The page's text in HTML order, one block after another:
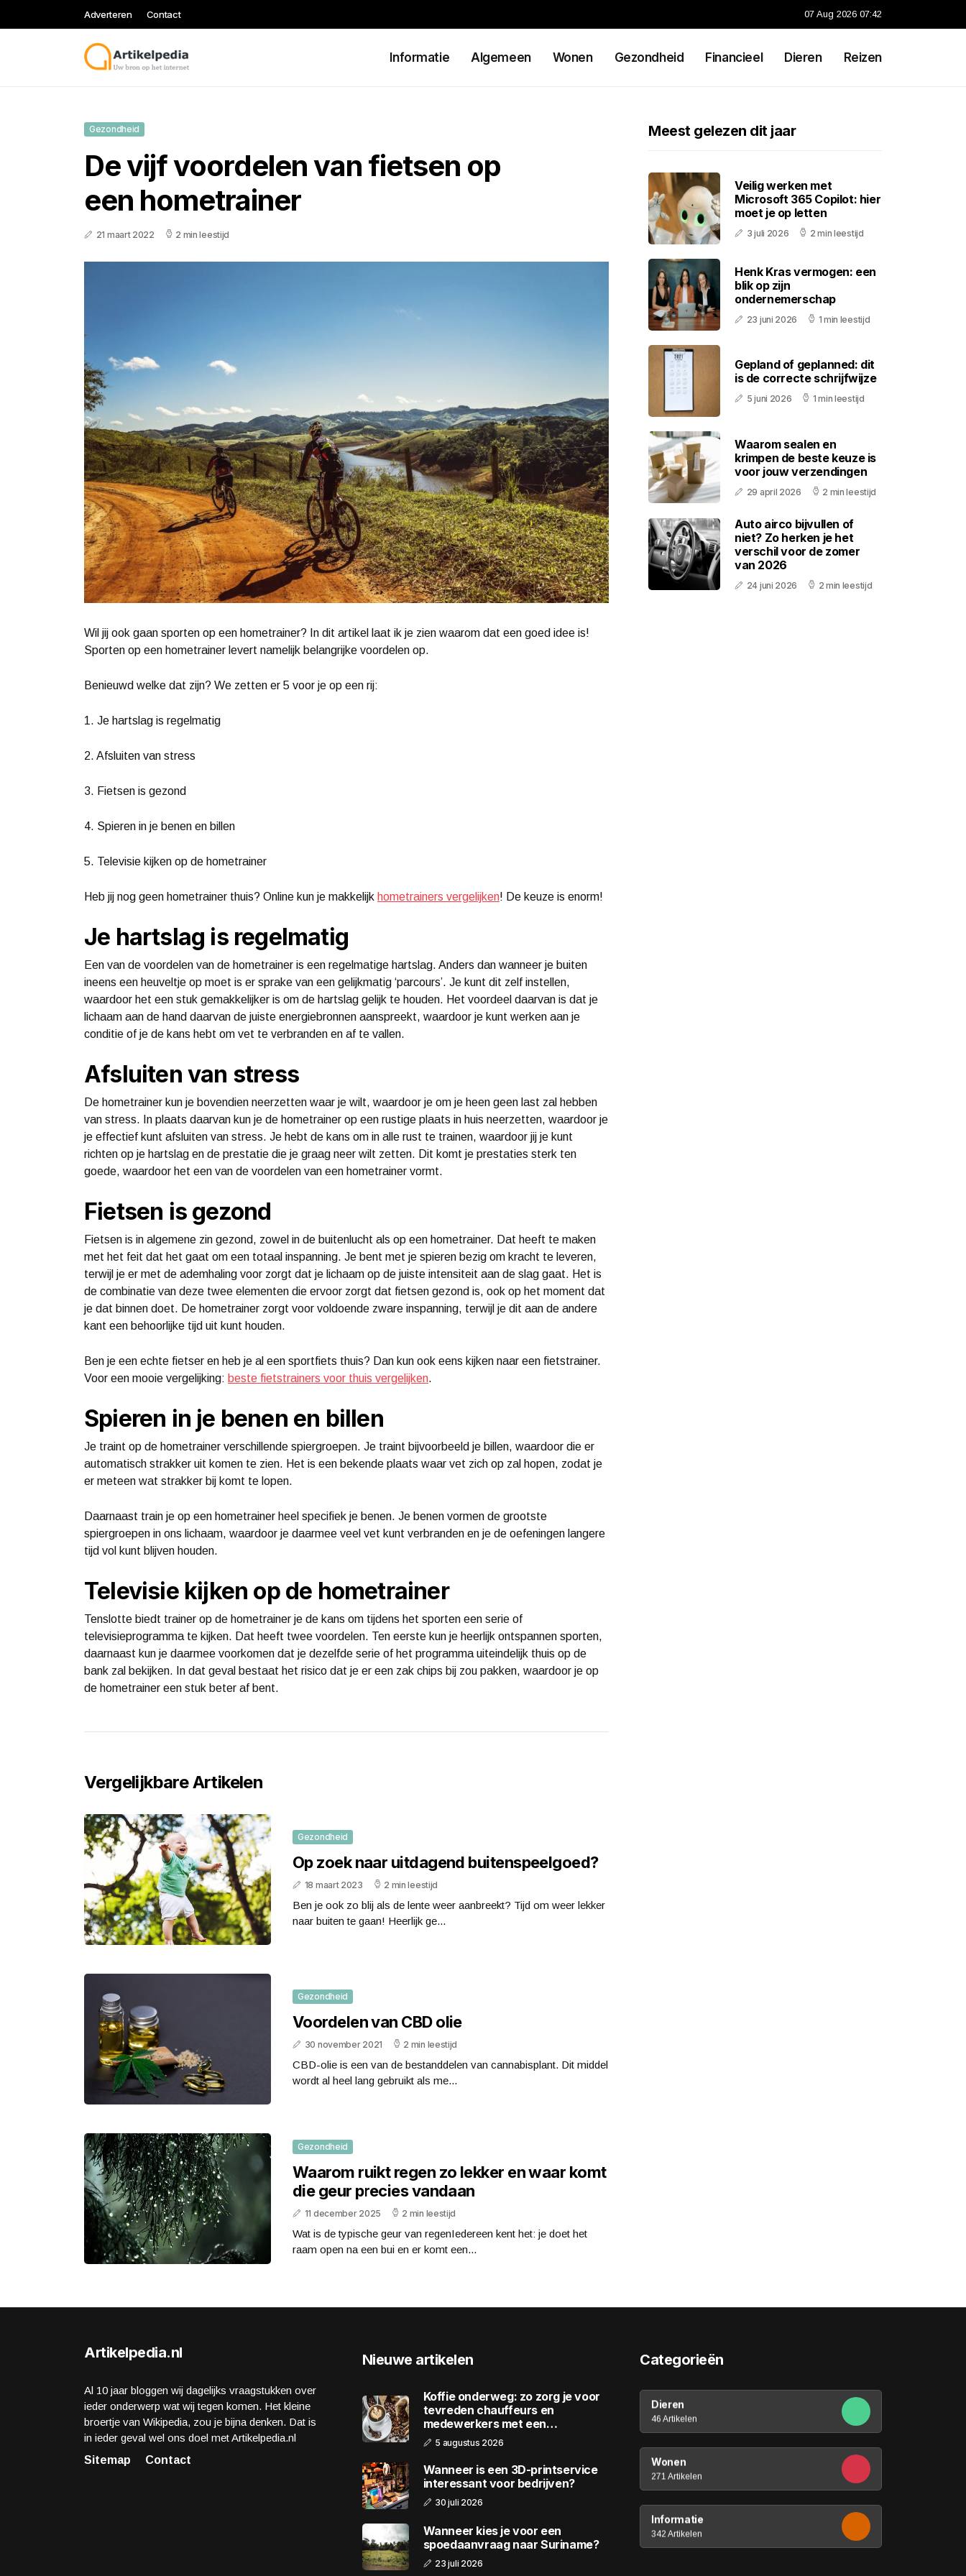
Adverteren Contact 07 Aug 2026 07:42
Informatie Algemeen Wonen Gezondheid Financieel Dieren Reizen
Gezondheid
De vijf voordelen van fietsen op
een hometrainer
21 maart 2022 2 min leestijd
Wil jij ook gaan sporten op een hometrainer? In dit artikel laat ik je zien waarom dat een goed idee is!
Sporten op een hometrainer levert namelijk belangrijke voordelen op.
Benieuwd welke dat zijn? We zetten er 5 voor je op een rij:
1. Je hartslag is regelmatig
2. Afsluiten van stress
3. Fietsen is gezond
4. Spieren in je benen en billen
5. Televisie kijken op de hometrainer
Heb jij nog geen hometrainer thuis? Online kun je makkelijk hometrainers vergelijken! De keuze is enorm!
Je hartslag is regelmatig
Een van de voordelen van de hometrainer is een regelmatige hartslag. Anders dan wanneer je buiten
ineens een heuveltje op moet is er sprake van een gelijkmatig ‘parcours’. Je kunt dit zelf instellen,
waardoor het een stuk gemakkelijker is om de hartslag gelijk te houden. Het voordeel daarvan is dat je
lichaam aan de hand daarvan de juiste energiebronnen aanspreekt, waardoor je kunt werken aan je
conditie of je de kans hebt om vet te verbranden en af te vallen.
Afsluiten van stress
De hometrainer kun je bovendien neerzetten waar je wilt, waardoor je om je heen geen last zal hebben
van stress. In plaats daarvan kun je de hometrainer op een rustige plaats in huis neerzetten, waardoor je
je effectief kunt afsluiten van stress. Je hebt de kans om in alle rust te trainen, waardoor jij je kunt
richten op je hartslag en de prestatie die je graag neer wilt zetten. Dit komt je prestaties sterk ten
goede, waardoor het een van de voordelen van een hometrainer vormt.
Fietsen is gezond
Fietsen is in algemene zin gezond, zowel in de buitenlucht als op een hometrainer. Dat heeft te maken
met het feit dat het gaat om een totaal inspanning. Je bent met je spieren bezig om kracht te leveren,
terwijl je er met de ademhaling voor zorgt dat je lichaam op de juiste intensiteit aan de slag gaat. Het is
de combinatie van deze twee elementen die ervoor zorgt dat fietsen gezond is, ook op het moment dat
je dat binnen doet. De hometrainer zorgt voor voldoende zware inspanning, terwijl je dit aan de andere
kant een behoorlijke tijd uit kunt houden.
Ben je een echte fietser en heb je al een sportfiets thuis? Dan kun ook eens kijken naar een fietstrainer.
Voor een mooie vergelijking: beste fietstrainers voor thuis vergelijken.
Spieren in je benen en billen
Je traint op de hometrainer verschillende spiergroepen. Je traint bijvoorbeeld je billen, waardoor die er
automatisch strakker uit komen te zien. Het is een bekende plaats waar vet zich op zal hopen, zodat je
er meteen wat strakker bij komt te lopen.
Daarnaast train je op een hometrainer heel specifiek je benen. Je benen vormen de grootste
spiergroepen in ons lichaam, waardoor je daarmee veel vet kunt verbranden en je de oefeningen langere
tijd vol kunt blijven houden.
Televisie kijken op de hometrainer
Tenslotte biedt trainer op de hometrainer je de kans om tijdens het sporten een serie of
televisieprogramma te kijken. Dat heeft twee voordelen. Ten eerste kun je heerlijk ontspannen sporten,
daarnaast kun je daarmee voorkomen dat je dezelfde serie of het programma uiteindelijk thuis op de
bank zal bekijken. In dat geval bestaat het risico dat je er een zak chips bij zou pakken, waardoor je op
de hometrainer een stuk beter af bent.
Vergelijkbare Artikelen
Gezondheid
Op zoek naar uitdagend buitenspeelgoed?
18 maart 2023 2 min leestijd
Ben je ook zo blij als de lente weer aanbreekt? Tijd om weer lekker
naar buiten te gaan! Heerlijk ge...
Gezondheid
Voordelen van CBD olie
30 november 2021 2 min leestijd
CBD-olie is een van de bestanddelen van cannabisplant. Dit middel
wordt al heel lang gebruikt als me...
Gezondheid
Waarom ruikt regen zo lekker en waar komt
die geur precies vandaan
11 december 2025 2 min leestijd
Wat is de typische geur van regenIedereen kent het: je doet het
raam open na een bui en er komt een...
Meest gelezen dit jaar
Veilig werken met
Microsoft 365 Copilot: hier
moet je op letten
3 juli 2026 2 min leestijd
Henk Kras vermogen: een
blik op zijn
ondernemerschap
23 juni 2026 1 min leestijd
Gepland of geplanned: dit
is de correcte schrijfwijze
5 juni 2026 1 min leestijd
Waarom sealen en
krimpen de beste keuze is
voor jouw verzendingen
29 april 2026 2 min leestijd
Auto airco bijvullen of
niet? Zo herken je het
verschil voor de zomer
van 2026
24 juni 2026 2 min leestijd
Artikelpedia.nl
Al 10 jaar bloggen wij dagelijks vraagstukken over
ieder onderwerp wat wij tegen komen. Het kleine
broertje van Wikipedia, zou je bijna denken. Dat is
in ieder geval wel ons doel met Artikelpedia.nl
Sitemap
Contact
Nieuwe artikelen
Koffie onderweg: zo zorg je voor
tevreden chauffeurs en
medewerkers met een
wagenpark
5 augustus 2026
Wanneer is een 3D-printservice
interessant voor bedrijven?
30 juli 2026
Wanneer kies je voor een
spoedaanvraag naar Suriname?
23 juli 2026
Categorieën
Dieren
46 Artikelen
Wonen
271 Artikelen
Informatie
342 Artikelen